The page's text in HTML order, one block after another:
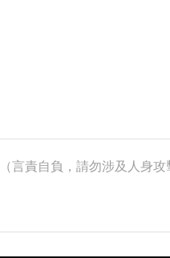
言責自負，請勿涉及人身攻